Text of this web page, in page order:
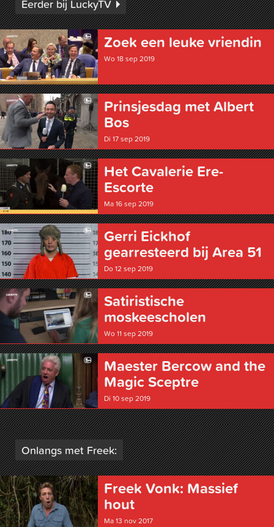
Eerder bij LuckyTV
Zoek een leuke vriendin
Wo 18 sep 2019
Prinsjesdag met Albert
Bos
Di 17 sep 2019
Het Cavalerie Ere-
Escorte
Ma 16 sep 2019
Gerri Eickhof
gearresteerd bij Area 51
Do 12 sep 2019
Satiristische
moskeescholen
Wo 11 sep 2019
Maester Bercow and the
Magic Sceptre
Di 10 sep 2019
Onlangs met Freek:
Freek Vonk: Massief
hout
Ma 13 nov 2017